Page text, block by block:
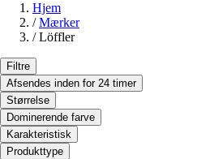
Hjem
/ Mærker
/ Löffler
Filtre
Afsendes inden for 24 timer
Størrelse
Dominerende farve
Karakteristisk
Produkttype